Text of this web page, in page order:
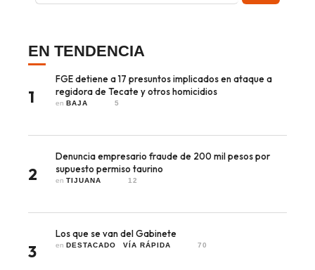
EN TENDENCIA
1
FGE detiene a 17 presuntos implicados en ataque a
regidora de Tecate y otros homicidios
en BAJA 5
2
Denuncia empresario fraude de 200 mil pesos por
supuesto permiso taurino
en TIJUANA 12
3
Los que se van del Gabinete
en DESTACADO VÍA RÁPIDA 70